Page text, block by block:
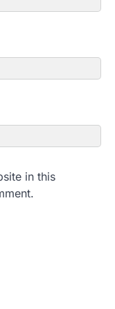
in this